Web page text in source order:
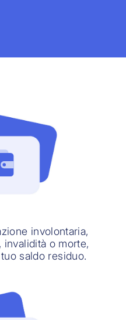
involontaria,
invalidità o morte,
saldo residuo.